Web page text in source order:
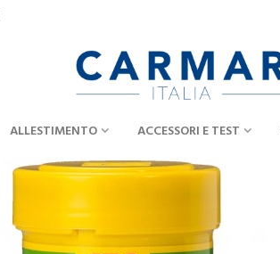
ALLESTIMENTO ACCESSORI E TEST